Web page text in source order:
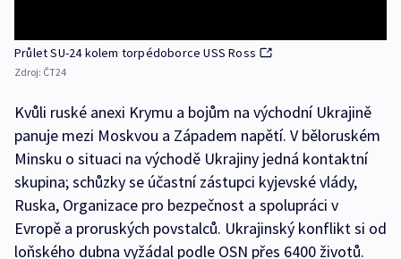
Průlet SU-24 kolem torpédoborce USS Ross
Zdroj: ČT24
Kvůli ruské anexi Krymu a bojům na východní Ukrajině
panuje mezi Moskvou a Západem napětí. V běloruském
Minsku o situaci na východě Ukrajiny jedná kontaktní
skupina; schůzky se účastní zástupci kyjevské vlády,
Ruska, Organizace pro bezpečnost a spolupráci v
Evropě a proruských povstalců. Ukrajinský konflikt si od
loňského dubna vyžádal podle OSN přes 6400 životů.